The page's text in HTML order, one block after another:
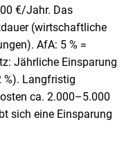
€/Jahr. Das
(wirtschaftliche
AfA: 5 % =
Jährliche Einsparung
%). Langfristig
ca. 2.000–5.000
sich eine Einsparung